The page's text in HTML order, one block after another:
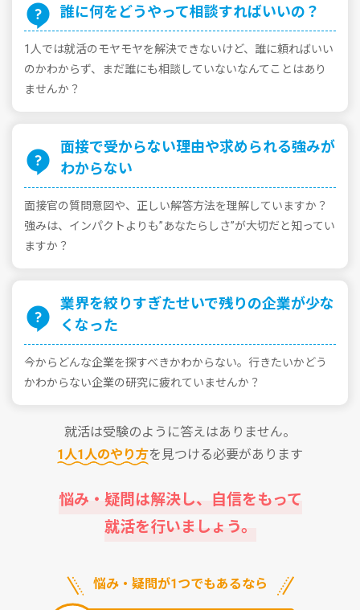
誰に何をどうやって相談すればいいの？
1⼈では就活のモヤモヤを解決できないけど、誰に頼ればいい
のかわからず、まだ誰にも相談していないなんてことはあり
ませんか？
⾯接で受からない理由や求められる強みが
わからない
⾯接官の質問意図や、正しい解答⽅法を理解していますか？
強みは、インパクトよりも”あなたらしさ”が⼤切だと知ってい
ますか？
業界を絞りすぎたせいで残りの企業が少な
くなった
今からどんな企業を探すべきかわからない。⾏きたいかどう
かわからない企業の研究に疲れていませんか？
就活は受験のように答えはありません。
1⼈1⼈のやり⽅を⾒つける必要があります
悩み・疑問は解決し、⾃信をもって
就活を⾏いましょう。
悩み・疑問が1つでもあるなら